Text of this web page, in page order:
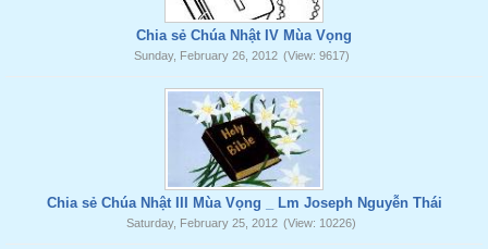
Chia sẻ Chúa Nhật IV Mùa Vọng
Sunday, February 26, 2012 (View: 9617)
Chia sẻ Chúa Nhật III Mùa Vọng _ Lm Joseph Nguyễn Thái
Saturday, February 25, 2012 (View: 10226)